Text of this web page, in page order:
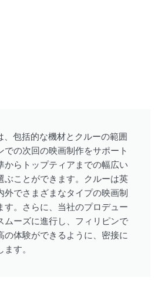
、包括的な機材とクルーの範囲
での次回の映画制作をサポート
からトップティアまでの幅広い
ぶことができます。クルーは英
外でさまざまなタイプの映画制
す。さらに、当社のプロデュー
ムーズに進行し、フィリピンで
の体験ができるように、密接に
す。